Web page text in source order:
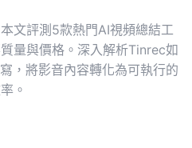
文評測5款熱門AI視頻總結工
量與價格。深入解析Tinrec如
，將影音內容轉化為可執行的
。